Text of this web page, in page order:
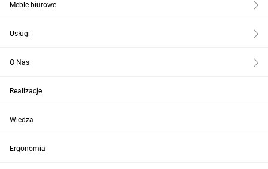
Meble biurowe
Usługi
O Nas
Realizacje
Wiedza
Ergonomia